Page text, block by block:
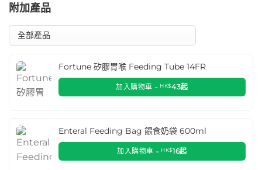
附加產品
Fortune 矽膠胃喉 Feeding Tube 14FR
加入購物車 - HK$43起
Enteral Feeding Bag 餵食奶袋 600ml
加入購物車 - HK$16起